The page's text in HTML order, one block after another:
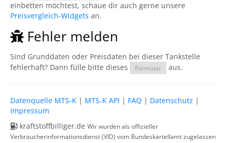
einbetten möchtest, schaue dir auch gerne unsere
Preisvergleich-Widgets an.
Fehler melden
Sind Grunddaten oder Preisdaten bei dieser Tankstelle
fehlerhaft? Dann fülle bitte dieses
Formular aus.
Datenquelle MTS-K | MTS-K API | FAQ | Datenschutz |
Impressum
kraftstoffbilliger.de Wir wurden als offizieller
Verbraucherinformationsdienst (VID) vom Bundeskartellamt zugelassen